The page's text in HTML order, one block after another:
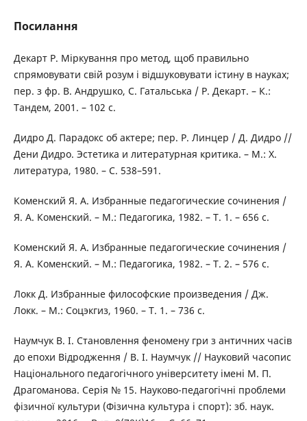
Посилання
Декарт Р. Міркування про метод, щоб правильно
спрямовувати свій розум і відшуковувати істину в науках;
пер. з фр. В. Андрушко, С. Гатальська / Р. Декарт. – К.:
Тандем, 2001. – 102 с.
Дидро Д. Парадокс об актере; пер. Р. Линцер / Д. Дидро //
Дени Дидро. Эстетика и литературная критика. – М.: Х.
литература, 1980. – С. 538–591.
Коменский Я. А. Избранные педагогические сочинения /
Я. А. Коменский. – М.: Педагогика, 1982. – Т. 1. – 656 с.
Коменский Я. А. Избранные педагогические сочинения /
Я. А. Коменский. – М.: Педагогика, 1982. – Т. 2. – 576 с.
Локк Д. Избранные философские произведения / Дж.
Локк. – М.: Соцэкгиз, 1960. – Т. 1. – 736 с.
Наумчук В. І. Становлення феномену гри з античних часів
до епохи Відродження / В. І. Наумчук // Науковий часопис
Національного педагогічного університету імені М. П.
Драгоманова. Серія № 15. Науково-педагогічні проблеми
фізичної культури (Фізична культура і спорт): зб. наук.